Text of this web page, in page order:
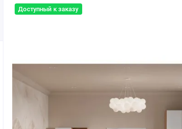
Доступный к заказу